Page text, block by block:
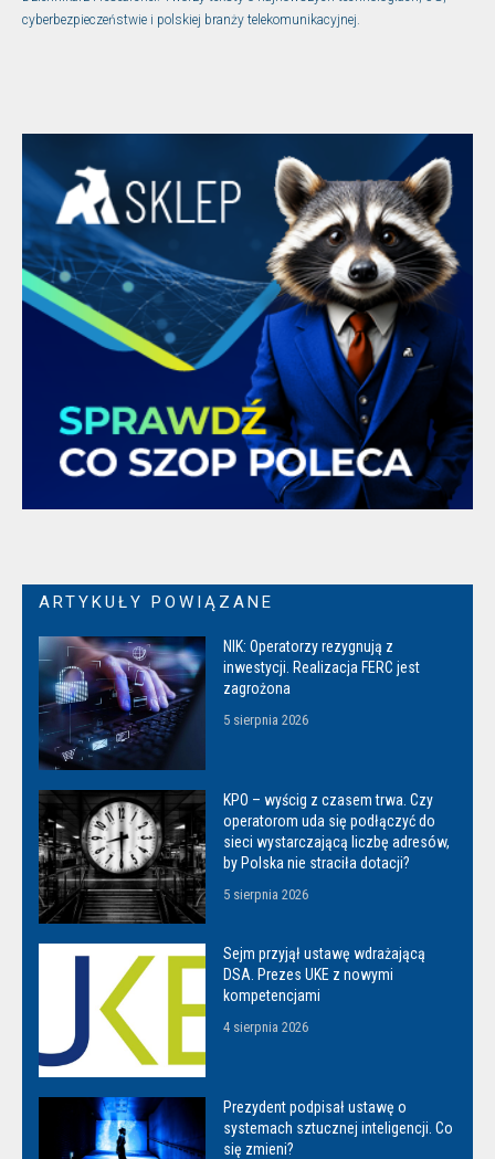
cyberbezpieczeństwie i polskiej branży telekomunikacyjnej.
ARTYKUŁY POWIĄZANE
NIK: Operatorzy rezygnują z
inwestycji. Realizacja FERC jest
zagrożona
5 sierpnia 2026
KPO – wyścig z czasem trwa. Czy
operatorom uda się podłączyć do
sieci wystarczającą liczbę adresów,
by Polska nie straciła dotacji?
5 sierpnia 2026
Sejm przyjął ustawę wdrażającą
DSA. Prezes UKE z nowymi
kompetencjami
4 sierpnia 2026
Prezydent podpisał ustawę o
systemach sztucznej inteligencji. Co
się zmieni?